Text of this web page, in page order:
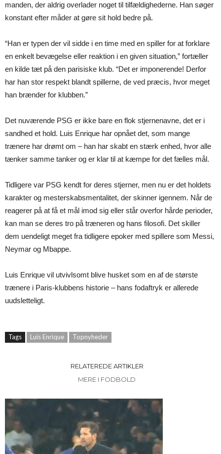
manden, der aldrig overlader noget til tilfældighederne. Han søger
konstant efter måder at gøre sit hold bedre på.
“Han er typen der vil sidde i en time med en spiller for at forklare
en enkelt bevægelse eller reaktion i en given situation,” fortæller
en kilde tæt på den parisiske klub. “Det er imponerende! Derfor
har han stor respekt blandt spillerne, de ved præcis, hvor meget
han brænder for klubben.”
Det nuværende PSG er ikke bare en flok stjernenavne, det er i
sandhed et hold. Luis Enrique har opnået det, som mange
trænere har drømt om – han har skabt en stærk enhed, hvor alle
tænker samme tanker og er klar til at kæmpe for det fælles mål.
Tidligere var PSG kendt for deres stjerner, men nu er det holdets
karakter og mesterskabsmentalitet, der skinner igennem. Når de
reagerer på at få et mål imod sig eller står overfor hårde perioder,
kan man se deres tro på træneren og hans filosofi. Det skiller
dem uendeligt meget fra tidligere epoker med spillere som Messi,
Neymar og Mbappe.
Luis Enrique vil utvivlsomt blive husket som en af de største
trænere i Paris-klubbens historie – hans fodaftryk er allerede
uudsletteligt.
Tags Luis Enrique Topnyheder
RELATEREDE ARTIKLER
MERE I FODBOLD